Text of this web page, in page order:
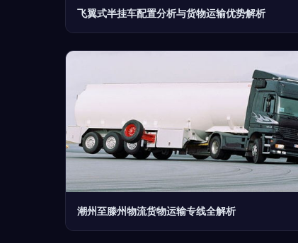
飞翼式半挂车配置分析与货物运输优势解析
潮州至滕州物流货物运输专线全解析